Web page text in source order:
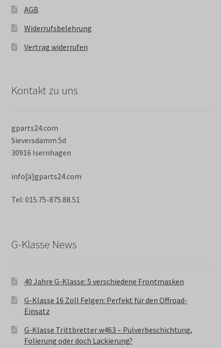
AGB
Widerrufsbelehrung
Vertrag widerrufen
Kontakt zu uns
gparts24.com
Sieversdamm 5d
30916 Isernhagen
info[ä]gparts24.com
Tel: 015.75-875.88.51
G-Klasse News
40 Jahre G-Klasse: 5 verschiedene Frontmasken
G-Klasse 16 Zoll Felgen: Perfekt für den Offroad-
Einsatz
G-Klasse Trittbretter w463 – Pulverbeschichtung,
Folierung oder doch Lackierung?